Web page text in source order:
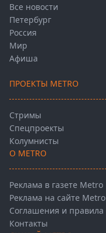
Все новости
Петербург
Россия
Мир
Афиша
ПРОЕКТЫ METRO
Стримы
Спецпроекты
Колумнисты
О METRO
Реклама в газете Metro
Реклама на сайте Metro
Соглашения и правила
Контакты